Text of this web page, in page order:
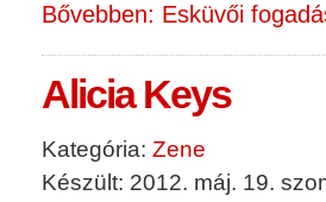
Bővebben: Esküvői
Alicia Keys
Kategória: Zene
Készült: 2012. máj. 19.